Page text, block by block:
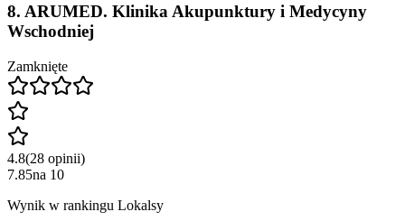
8. ARUMED. Klinika Akupunktury i Medycyny
Wschodniej
Zamknięte
4.8(28 opinii)
7.85na 10
Wynik w rankingu Lokalsy